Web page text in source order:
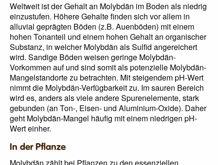
Weltweit ist der Gehalt an Molybdän im Boden als niedrig
einzustufen. Höhere Gehalte finden sich vor allem in
alluvial geprägten Böden (z.B. Auenböden) mit einem
hohen Tonanteil und einem hohen Gehalt an organischer
Substanz, in welcher Molybdän als Sulfid angereichert
wird. Sandige Böden weisen geringe Molybdän-
Vorkommen auf und sind somit als potenzielle Molybdän-
Mangelstandorte zu betrachten. Mit steigendem pH-Wert
nimmt die Molybdän-Verfügbarkeit zu. Im sauren Bereich
wird es, anders als viele andere Spurenelemente, stark
gebunden (an Ton-, Eisen- und Aluminium-Oxide). Daher
geht Molybdän-Mangel häufig mit einem niedrigen pH-
Wert einher.
In der Pflanze